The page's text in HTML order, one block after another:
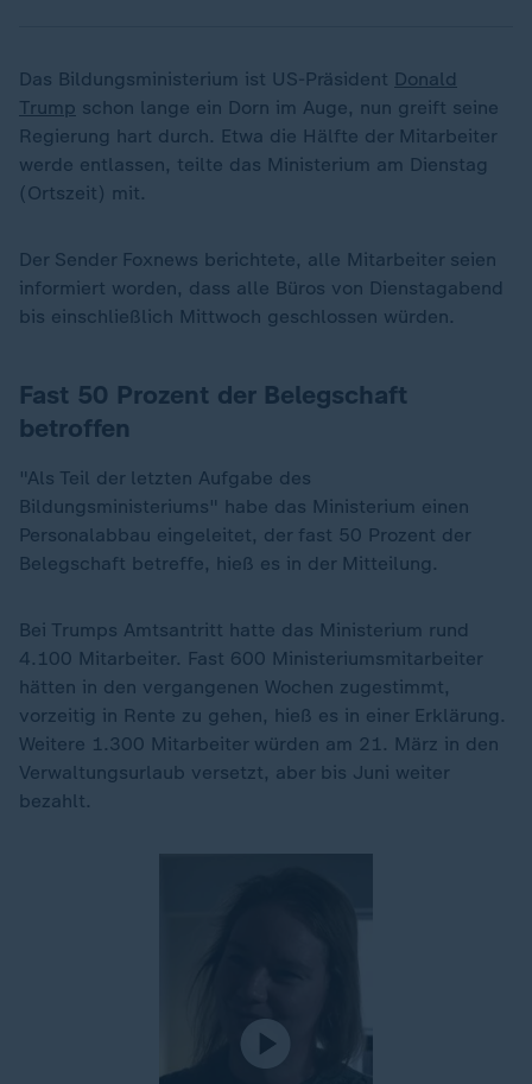
Das Bildungsministerium ist US-Präsident Donald
Trump schon lange ein Dorn im Auge, nun greift seine
Regierung hart durch. Etwa die Hälfte der Mitarbeiter
werde entlassen, teilte das Ministerium am Dienstag
(Ortszeit) mit.
Der Sender Foxnews berichtete, alle Mitarbeiter seien
informiert worden, dass alle Büros von Dienstagabend
bis einschließlich Mittwoch geschlossen würden.
Fast 50 Prozent der Belegschaft
betroffen
"Als Teil der letzten Aufgabe des
Bildungsministeriums" habe das Ministerium einen
Personalabbau eingeleitet, der fast 50 Prozent der
Belegschaft betreffe, hieß es in der Mitteilung.
Bei Trumps Amtsantritt hatte das Ministerium rund
4.100 Mitarbeiter. Fast 600 Ministeriumsmitarbeiter
hätten in den vergangenen Wochen zugestimmt,
vorzeitig in Rente zu gehen, hieß es in einer Erklärung.
Weitere 1.300 Mitarbeiter würden am 21. März in den
Verwaltungsurlaub versetzt, aber bis Juni weiter
bezahlt.